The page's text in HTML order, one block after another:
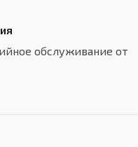
обслуживание от